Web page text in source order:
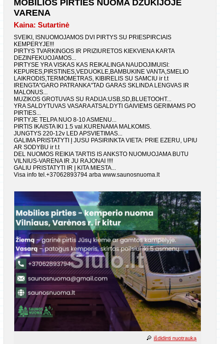
MOBILIOS PIRTIES NUOMA DZUKIJOJE
VARENA
Kaina: Sutartinė
SVEIKI, ISNUOMOJAMOS DVI PIRTYS SU PRIESPIRCIAIS
KEMPERYJE!!!
PIRTYS TVARKINGOS IR PRIZIURETOS KIEKVIENA KARTA
DEZINFEKUOJAMOS...
PIRTYSE YRA VISKAS KAS REIKALINGA NAUDOJIMUISI:
KEPURES,PIRSTINES,VEDUOKLE,BAMBUKINE VANTA,SMELIO
LAIKRODIS,TERMOMETRAS, KIBIRELIS SU SAMCIU ir t.t
IRENGTA"GARO PATRANKA"TAD GARAS SKLINDA LENGVAS IR
MALONUS...
MUZIKOS GROTUVAS SU RADIJA:USB,SD,BLUETOOHT...
YRA SALDYTUVAS VASARA ATSALDYTI GAIVIEMS GERIMAMS PO
PIRTIES...
PIRTYJE TELPA NUO 8-10 ASMENU...
PIRTIS IKAISTA IKI 1.5 val.KURENAMA MALKOMIS.
JUNGTYS 220-12v LED APSVIETIMAS...
GALIMA PRISTATYTI Į JUSU PASIRINKTA VIETA: PRIE EZERU, UPIU
AR SODYBU ir t.t
DEL NUOMOS REIKIA TARTIS IS ANKSTO NUOMUOJAMA BUTU
VILNIUS-VARENA IR JU RAJONAI !!!!
GALIU PRISTATYTI IR Į KITA MIESTA...
Visa info tel.+37062893794 arba www.saunosnuoma.lt
išdidinti nuotrauką